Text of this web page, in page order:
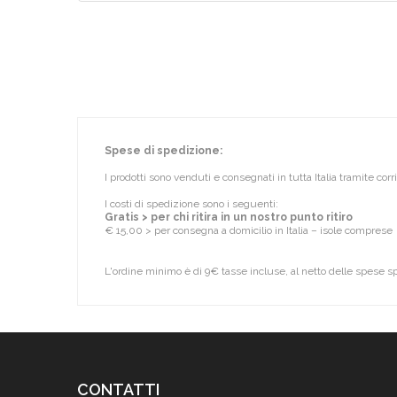
Spese di spedizione:
I prodotti sono venduti e consegnati in tutta Italia tramite
I costi di spedizione sono i seguenti:
Gratis > per chi ritira in un nostro punto ritiro
€ 15,00 > per consegna a domicilio in Italia – isole comprese
L'ordine minimo è di 9€ tasse incluse, al netto delle spese
CONTATTI